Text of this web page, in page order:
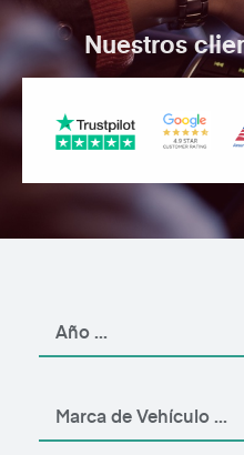
Nuestros